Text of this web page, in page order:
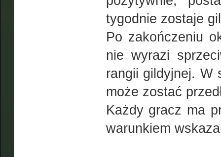
tygodnie zostaje
Po zakończeniu
nie wyrazi
rangii gildyjnej. W
może zostać
Każdy gracz ma
warunkiem